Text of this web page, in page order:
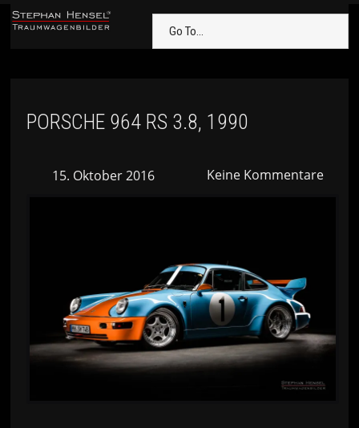
Go To...
PORSCHE 964 RS 3.8, 1990
15. Oktober 2016 Keine Kommentare